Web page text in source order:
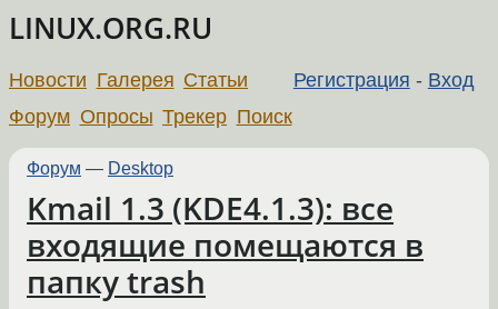
LINUX.ORG.RU
Регистрация - Вход
Новости Галерея Статьи
Форум Опросы Трекер Поиск
Форум — Desktop
Kmail 1.3 (KDE4.1.3): все
входящие помещаются в
папку trash